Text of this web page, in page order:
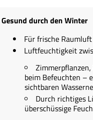
Gesund durch den Winter
Für frische
Luftfeuchtigkeit
beim Befeuchten –
sichtbaren
Durch richtiges
überschüssige